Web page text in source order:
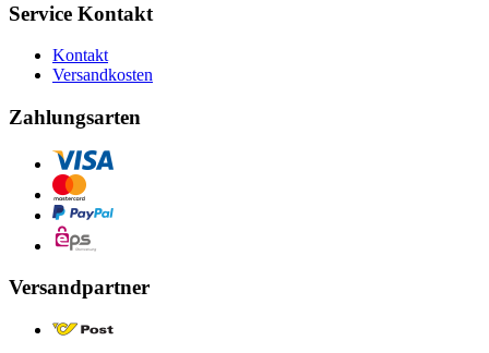
Service Kontakt
Kontakt
Versandkosten
Zahlungsarten
Versandpartner